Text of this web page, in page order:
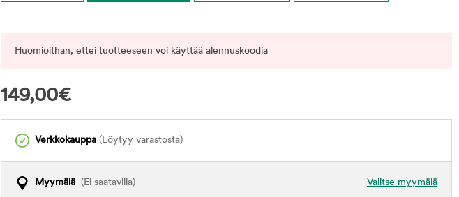
Huomioithan, ettei tuotteeseen voi käyttää alennuskoodia
149,00€
Verkkokauppa (Löytyy varastosta)
Valitse myymälä
Myymälä (Ei saatavilla)